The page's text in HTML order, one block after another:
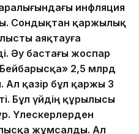
инфляция
Сондықтан қаржылық
аяқтауға
Әу бастағы жоспар
2,5 млрд
Ал қазір бұл қаржы 3
Бұл үйдің құрылысы
Үлескерлерден
жұмсалды. Ал